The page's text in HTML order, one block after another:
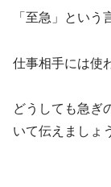
「至急」という
仕事相手には使
どうしても急ぎ
いて伝えましょ